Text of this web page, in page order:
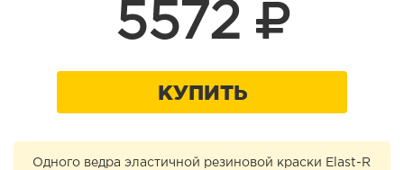
5572
КУПИТЬ
Одного ведра эластичной резиновой краски Elast-R